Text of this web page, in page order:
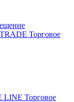
Торговое
Торговое